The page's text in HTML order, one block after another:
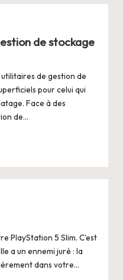
de stockage
de gestion de
pour celui qui
Face à des
de…
PlayStation 5 Slim. C'est
a un ennemi juré : la
dans votre…